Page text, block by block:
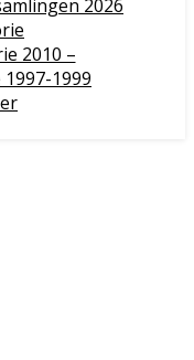
2026
2010 –
1999